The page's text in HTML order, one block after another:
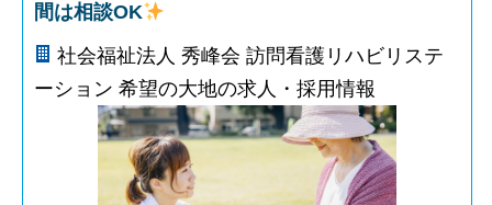
間は相談OK
社会福祉法人 秀峰会 訪問看護リハビリステ
ーション 希望の大地の求人・採用情報